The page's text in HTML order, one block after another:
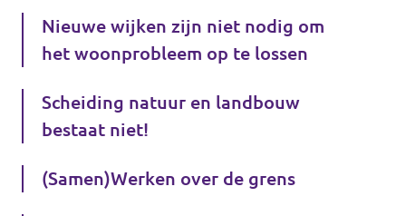
Nieuwe wijken zijn niet nodig om
het woonprobleem op te lossen
Scheiding natuur en landbouw
bestaat niet!
(Samen)Werken over de grens